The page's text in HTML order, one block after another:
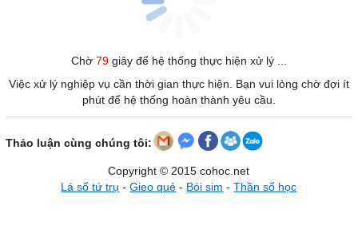
Chờ 79giây để hệ thống thực hiện xử lý ...
Việc xử lý nghiệp vụ cần thời gian thực hiện. Bạn vui lòng chờ đợi ít
phút để hệ thống hoàn thành yêu cầu.
Thảo luận cùng chúng tôi:
Copyright © 2015 cohoc.net
Lá số tứ trụ -Gieo quẻ - Bói sim -Thần số học